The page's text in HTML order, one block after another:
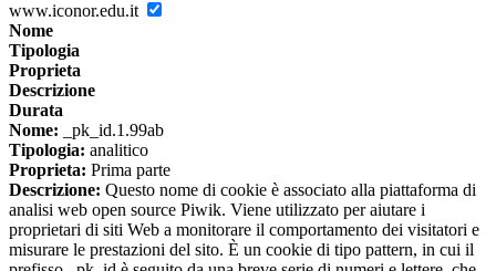
www.iconor.edu.it
Nome
Tipologia
Proprieta
Descrizione
Durata
Nome: _pk_id.1.99ab
Tipologia: analitico
Proprieta: Prima parte
Descrizione: Questo nome di cookie è associato alla piattaforma di
analisi web open source Piwik. Viene utilizzato per aiutare i
proprietari di siti Web a monitorare il comportamento dei visitatori e
misurare le prestazioni del sito. È un cookie di tipo pattern, in cui il